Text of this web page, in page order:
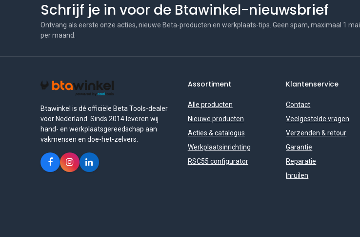
Schrijf je in voor de Btawinkel-nieuwsbrief
Ontvang als eerste onze acties, nieuwe Beta-producten en werkplaats-tips. Geen spam, maximaal 1 mail
per maand.
Btawinkel is dé officiële Beta Tools-dealer
voor Nederland. Sinds 2014 leveren wij
hand- en werkplaatsgereedschap aan
vakmensen en doe-het-zelvers.
Assortiment
Alle producten
Nieuwe producten
Acties & catalogus
Werkplaatsinrichting
RSC55 configurator
Klantenservice
Contact
Veelgestelde vragen
Verzenden & retour
Garantie
Reparatie
Inruilen